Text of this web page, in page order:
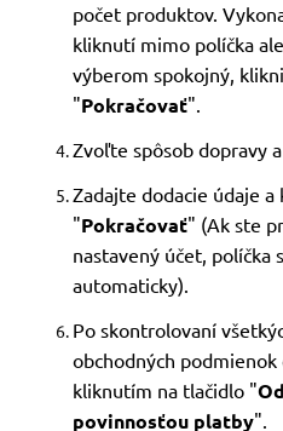
počet produktov.
kliknutí mimo políčka
výberom spokojný,
"Pokračovať".
Zvoľte spôsob dopravy
Zadajte dodacie údaje
"Pokračovať" (Ak ste
nastavený účet, políčka
automaticky).
Po skontrolovaní
obchodných
kliknutím na tlačidlo "
povinnosťou platby".